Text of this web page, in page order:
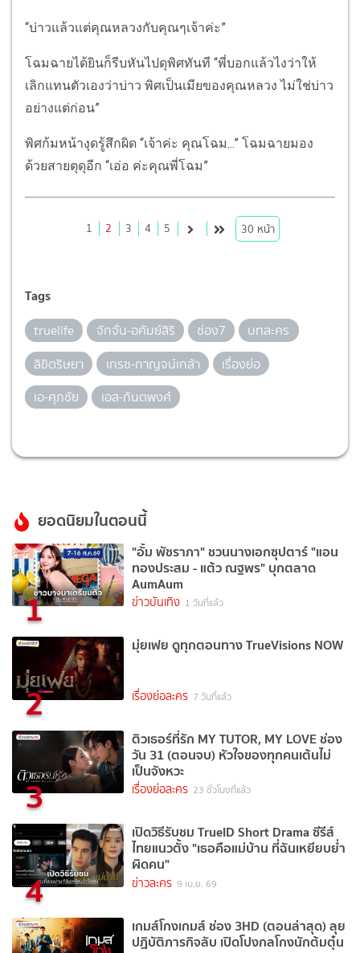
“บ่าวแล้วแต่คุณหลวงกับคุณๆเจ้าค่ะ”
โฉมฉายได้ยินก็รีบหันไปดุพิศทันที “พี่บอกแล้วไงว่าให้
เลิกแทนตัวเองว่าบ่าว พิศเป็นเมียของคุณหลวง ไม่ใช่บ่าว
อย่างแต่ก่อน”
พิศก้มหน้างุดรู้สึกผิด “เจ้าค่ะ คุณโฉม...” โฉมฉายมอง
ด้วยสายตุดุอีก “เอ่อ ค่ะคุณพี่โฉม”
1 2 3 4 5 30 หน้า
Tags
truelife จักจั่น-อคัมย์สิริ ช่อง7
บทละคร
ลิขิตริษยา
เกรซ-กาญจน์เกล้า
เรื่องย่อ
เอ-ศุภชัย
เอส-กันตพงศ์
ยอดนิยมในตอนนี้
1
"อั้ม พัชราภา" ชวนนางเอกซุปตาร์ "แอน
ทองประสม - แต้ว ณฐพร" บุกตลาด
AumAum
ข่าวบันเทิง 1 วันที่แล้ว
2
มุ่ยเฟย ดูทุกตอนทาง TrueVisions NOW
เรื่องย่อละคร 7 วันที่แล้ว
3
ติวเธอร์ที่รัก MY TUTOR, MY LOVE ช่อง
วัน 31 (ตอนจบ) หัวใจของทุกคนเต้นไม่
เป็นจังหวะ
เรื่องย่อละคร 23 ชั่วโมงที่แล้ว
4
เปิดวิธีรับชม TrueID Short Drama ซีรีส์
ไทยแนวตั้ง "เธอคือแม่บ้าน ที่ฉันเหยียบย่ำ
ผิดคน"
ข่าวละคร 9 เม.ย. 69
เกมส์โกงเกมส์ ช่อง 3HD (ตอนล่าสุด) ลุย
ปฏิบัติภารกิจลับ เปิดโปงกลโกงนักต้มตุ๋น